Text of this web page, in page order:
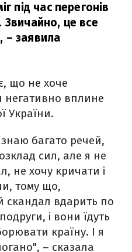
під час перегонів
Звичайно, це все
– заявила
що не хоче
негативно вплине
України.
багато речей,
сил, але я не
не хочу кричати і
тому що,
скандал вдарить по
і вони їдуть
країну. І я
– сказала